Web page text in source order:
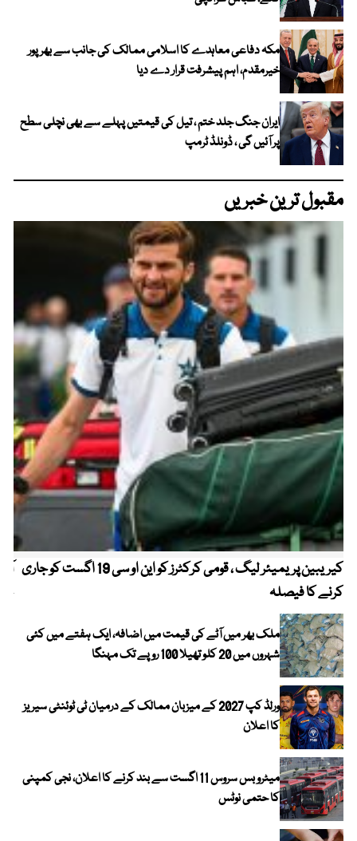
مکہ دفاعی معاہدے کا اسلامی ممالک کی جانب سے بھرپور
خیرمقدم، اہم پیشرفت قرار دے دیا
ایران جنگ جلد ختم ، تیل کی قیمتیں پہلے سے بھی نچلی سطح
پر آئیں گی ، ڈونلڈ ٹرمپ
مقبول ترین خبریں
کیریبین پریمیئر لیگ ، قومی کرکٹرز کو این او سی 19 اگست کو جاری
کرنے کا فیصلہ
ملک بھر میں آٹے کی قیمت میں اضافہ، ایک ہفتے میں کئی
شہروں میں 20 کلو تھیلا 100 روپے تک مہنگا
ورلڈ کپ 2027 کے میزبان ممالک کے درمیان ٹی ٹوئنٹی سیریز
کا اعلان
میٹرو بس سروس 11 اگست سے بند کرنے کا اعلان، نجی کمپنی
کا حتمی نوٹس